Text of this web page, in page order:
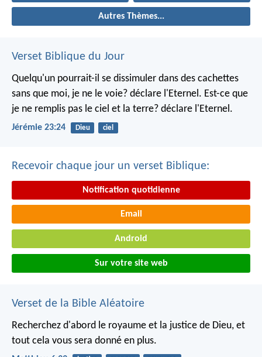
Autres Thèmes...
Verset Biblique du Jour
Quelqu'un pourrait-il se dissimuler dans des cachettes
sans que moi, je ne le voie? déclare l'Eternel. Est-ce que
je ne remplis pas le ciel et la terre? déclare l'Eternel.
Jérémie 23:24 Dieu ciel
Recevoir chaque jour un verset Biblique:
Notification quotidienne
Email
Android
Sur votre site web
Verset de la Bible Aléatoire
Recherchez d'abord le royaume et la justice de Dieu, et
tout cela vous sera donné en plus.